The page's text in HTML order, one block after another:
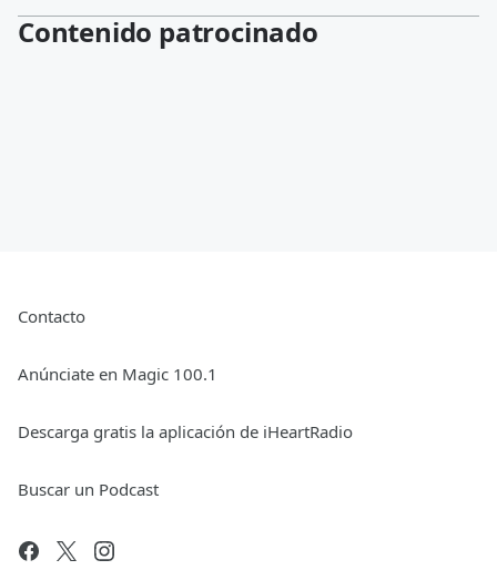
Contenido patrocinado
Contacto
Anúnciate en Magic 100.1
Descarga gratis la aplicación de iHeartRadio
Buscar un Podcast